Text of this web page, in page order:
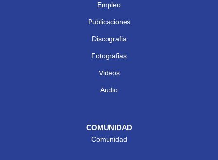
Empleo
Publicaciones
Discografia
Fotografias
Videos
Audio
COMUNIDAD
Comunidad